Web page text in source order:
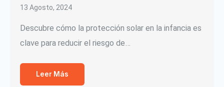
13 Agosto, 2024
Descubre cómo la protección solar en la infancia es
clave para reducir el riesgo de…
Leer Más